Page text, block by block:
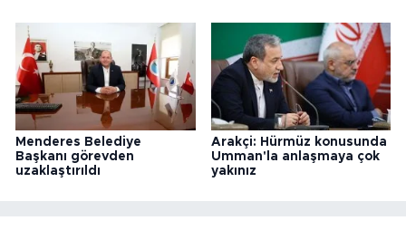
Menderes Belediye
Başkanı görevden
uzaklaştırıldı
Arakçi: Hürmüz konusunda
Umman'la anlaşmaya çok
yakınız